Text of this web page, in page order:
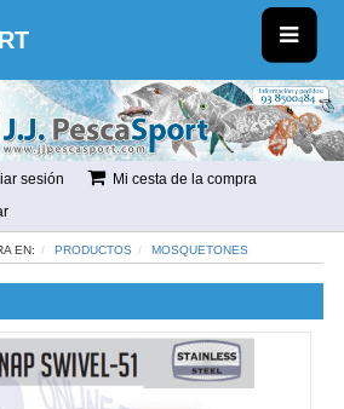
sesión
Mi cesta de la compra
EN: PRODUCTOS MOSQUETONES